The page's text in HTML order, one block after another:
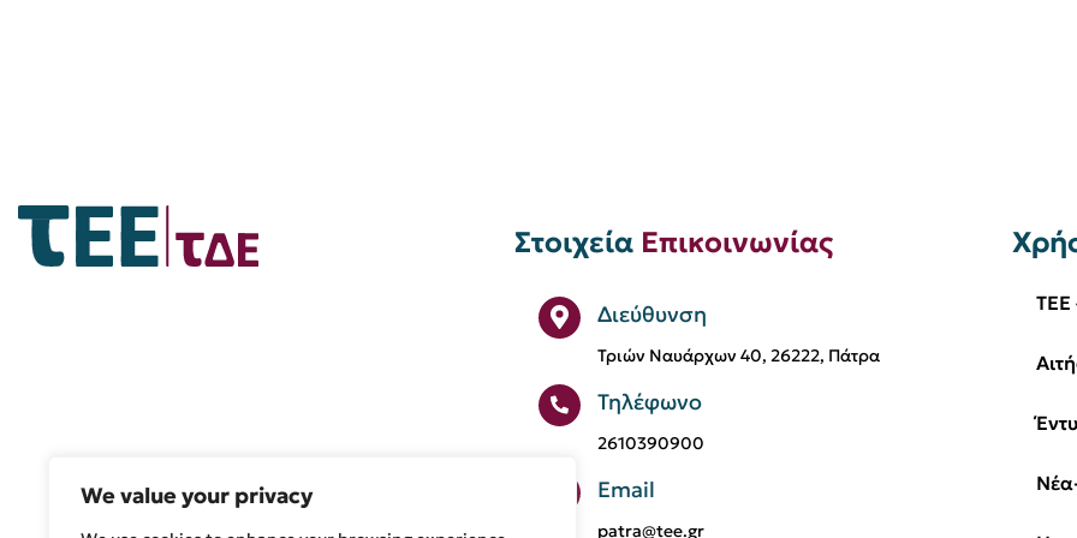
We value your privacy
Στοιχεία Επικοινωνίας
Διεύθυνση
Τριών Ναυάρχων 40, 26222, Πάτρα
Τηλέφωνο
2610390900
Email
patra@tee.gr